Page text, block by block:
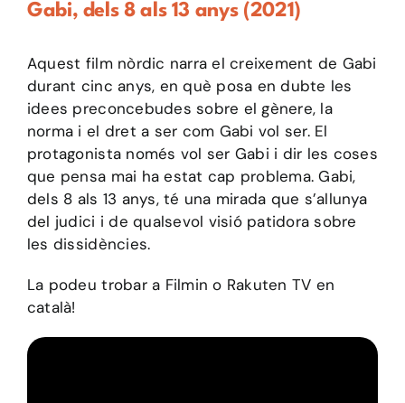
Gabi, dels 8 als 13 anys (2021)
Aquest film nòrdic narra el creixement de Gabi
durant cinc anys, en què posa en dubte les
idees preconcebudes sobre el gènere, la
norma i el dret a ser com Gabi vol ser. El
protagonista només vol ser Gabi i dir les coses
que pensa mai ha estat cap problema. Gabi,
dels 8 als 13 anys, té una mirada que s’allunya
del judici i de qualsevol visió patidora sobre
les dissidències.
La podeu trobar a Filmin o Rakuten TV en
català!